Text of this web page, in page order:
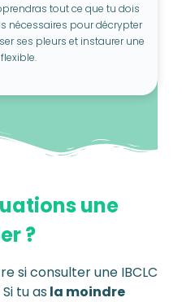
tout ce que tu dois
nécessaires pour décrypter
ses pleurs et instaurer une
une
?
si consulter une IBCLC
tu as la moindre